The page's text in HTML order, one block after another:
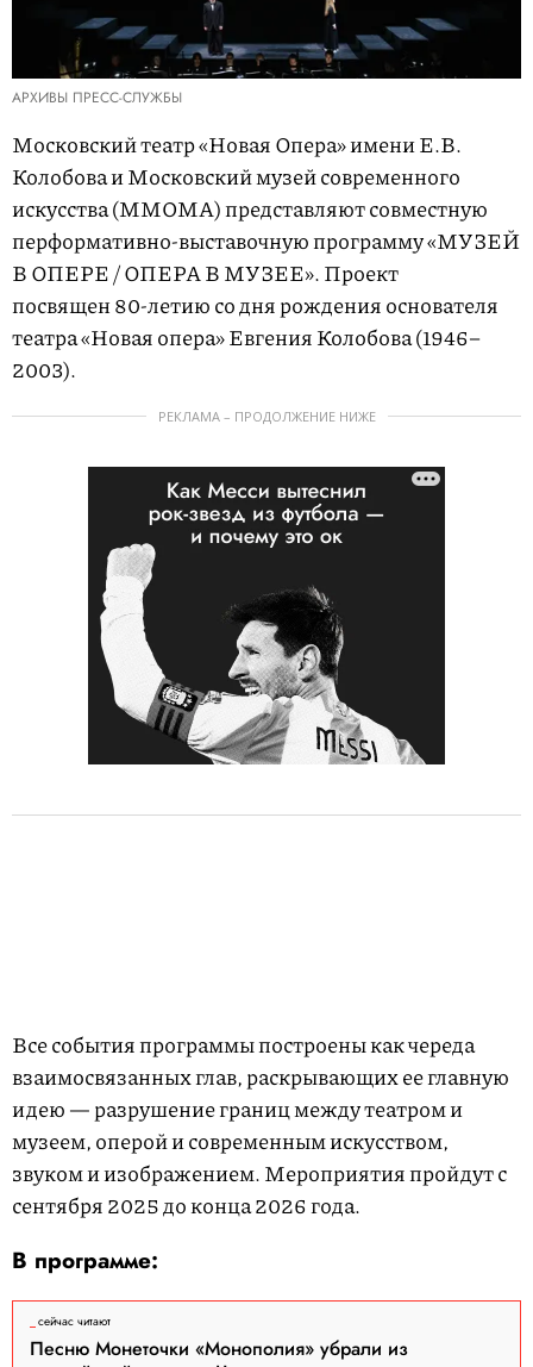
АРХИВЫ ПРЕСС-СЛУЖБЫ
Московский театр «Новая Опера» имени Е.В.
Колобова и Московский музей современного
искусства (MMOMA) представляют совместную
перформативно-выставочную программу «МУЗЕЙ
В ОПЕРЕ / ОПЕРА В МУЗЕЕ». Проект
посвящен 80-летию со дня рождения основателя
театра «Новая опера» Евгения Колобова (1946–
2003).
РЕКЛАМА – ПРОДОЛЖЕНИЕ НИЖЕ
Все события программы построены как череда
взаимосвязанных глав, раскрывающих ее главную
идею — разрушение границ между театром и
музеем, оперой и современным искусством,
звуком и изображением. Мероприятия пройдут с
сентября 2025 до конца 2026 года.
В программе:
сейчас читают
Песню Монеточки «Монополия» убрали из